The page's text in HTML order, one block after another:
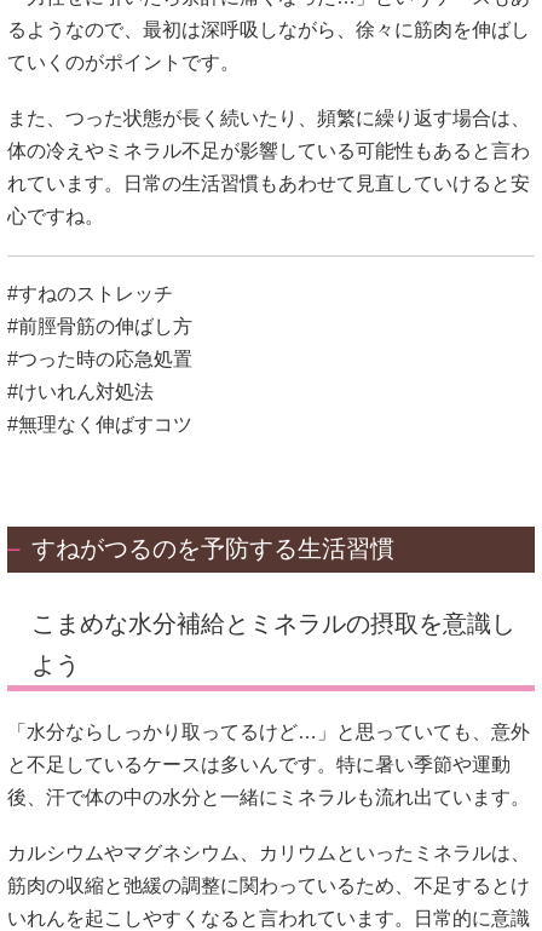
るようなので、最初は深呼吸しながら、徐々に筋肉を伸ばし
ていくのがポイントです。
また、つった状態が長く続いたり、頻繁に繰り返す場合は、
体の冷えやミネラル不足が影響している可能性もあると言わ
れています。日常の生活習慣もあわせて見直していけると安
心ですね。
#すねのストレッチ
#前脛骨筋の伸ばし方
#つった時の応急処置
#けいれん対処法
#無理なく伸ばすコツ
すねがつるのを予防する生活習慣
こまめな水分補給とミネラルの摂取を意識し
よう
「水分ならしっかり取ってるけど…」と思っていても、意外
と不足しているケースは多いんです。特に暑い季節や運動
後、汗で体の中の水分と一緒にミネラルも流れ出ています。
カルシウムやマグネシウム、カリウムといったミネラルは、
筋肉の収縮と弛緩の調整に関わっているため、不足するとけ
いれんを起こしやすくなると言われています。日常的に意識